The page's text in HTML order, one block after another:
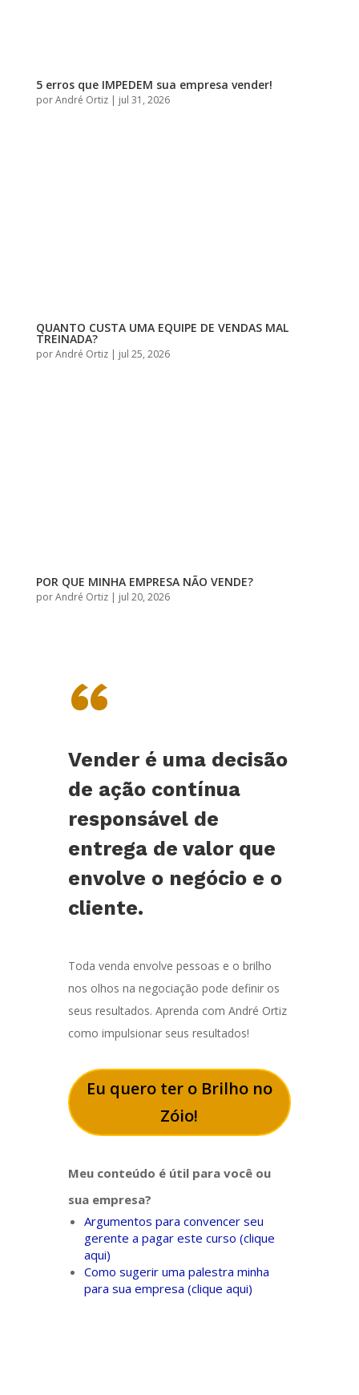
5 erros que IMPEDEM sua empresa vender!
porAndré Ortiz| jul 31, 2026
QUANTO CUSTA UMA EQUIPE DE VENDAS MAL
TREINADA?
porAndré Ortiz| jul 25, 2026
POR QUE MINHA EMPRESA NÃO VENDE?
porAndré Ortiz| jul 20, 2026
“
Vender é uma decisão
de ação contínua
responsável de
entrega de valor que
envolve o negócio e o
cliente.
Toda venda envolve pessoas e o brilho
nos olhos na negociação pode definir os
seus resultados. Aprenda com André Ortiz
como impulsionar seus resultados!
Eu quero ter o Brilho no
Zóio!
Meu conteúdo é útil para você ou
sua empresa?
Argumentos para convencer seu
gerente a pagar este curso (clique
aqui)
Como sugerir uma palestra minha
para sua empresa (clique aqui)